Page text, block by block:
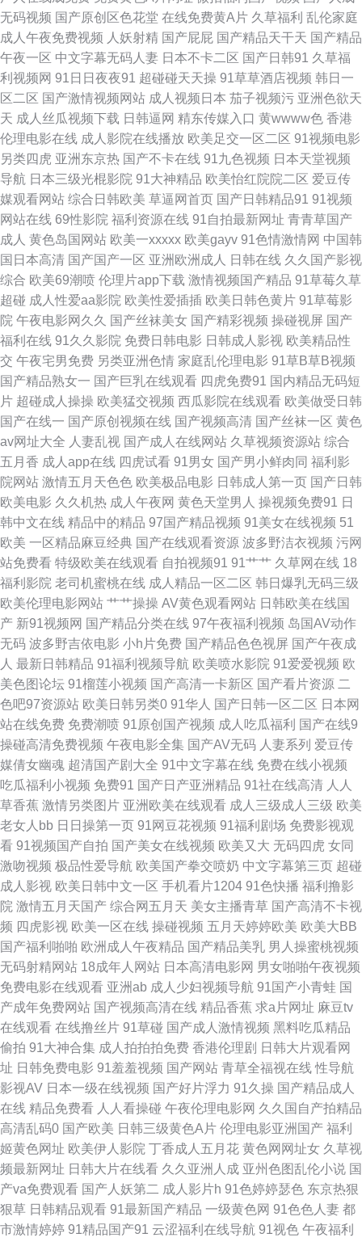
日韩一级网站 国产草一区二区三区 91狼人天堂在线播放 91社区免费入口 91
福利啪 日本清高福利91 狼人人av在线 91大神com 91操白丝 91内射喷水 91
九色系列 91A成人色网 av在线掏空 国产自91 国产亚洲天堂成人 成人网免费
视频 av久热 99福利在线观看 91视频在线观 91高潮叫床 91看片淫黄大片AA
wwwAV影音先锋 A片成人午夜剧场 成人天堂网av 东方av免费观看 九一大香
蕉 蜜臀导航色 91白丝综合网 91豆花视频在线 91社网站 99人人干 www大香
蕉com 五月天婷婷欧美九区 91网站片网站 亚洲无码影音先锋 国产久久视频
色中色91 91群交 狠狠成人集合 伊人久久Av影院 ts人妖干美女 女同日本韩欧
91com视频精彩 成人看片1024软件 日韩色情伦埋片大全 91色妞妞 国产一A
一a 色综合日韩 91自拍论坛地址 欧美性交精品视频大全 91青久久 国产人妻
网站 影音先锋电影成人AV 大香蕉伊人妻 色悠悠成人视频 91麻豆视屏 欧美
日韩国产综合 一本免费高清无码 后入在线 色悠悠精品综合干 在线视频传媒
成人在线网站 在线观看91福利 香蕉久久东京热 91伊人大 午夜小视频在线
www日韩 殴美丝袜女同 91精品福利在线 日韩福利社区 91在线视频视频 欧
美操日韩 91免费版视频在线观看 久草福利资源在线观看 91第一福利视频 高
清无码熊猫成人网 色悠悠综合在线观看 wwwcom 人妖操男的 91黑丝白虎 国
产成人精品欧 日韩三级有码 91尤物网址 91在线网页视频 日韩无码A片免费
观看 99国产er热视频 91亚洲黄页 色婷婷五月天AV综合 91夜色国产www 玖
玖资源综合楼 91手机在线视频 老湿机私人 51视频探花 浮力国产第一页产制
色妞妞水婷婷操导航 91色哟 亚洲丝浆 大香蕉综合色网 日韩欧美1234 传媒
视频免费在线看 91国产丝袜 青青草99色 亚洲色图在线播放 91网站传媒Tv
午夜成人3d网 欧美91性爱 91蝌蚪色情 东京热家庭伦理片 玖玖爱资源网 欧
美日韩另类国产中文 九色91熟女 超碰进入 欧美h版成人精品 亚洲人妻网页
四虎导航 91传媒国产吴梦梦 高清日韩av无码网址 青青草大香蕉91 在线成人
AV 成人免费在线 黄色小网站 久草视频好吊日综合色 91黑料少妇网站 国模
视频91 亚洲69 男人av资源站 亚洲日本黄色小说网 传媒AV影视 91av福利资
源在线 抖阴在线免费观看 欧美一卡二卡 91网在线 日韩性爱综合楼 影音先锋
中文字幕无码 日韩伦理片 伊人院入口一二三 精品97无码视频 午夜最新网址
你懂得 91黑料探花在线 九草免费在线 91白虎 国产精区久久 91国产微拍 男
人的天堂网V 91国产福利地址 久久日视频资源站 91国产精品 精品福利在线
www777久久 熟女飢渴一區 91官方视频网站 91探花在线吃瓜 九九热九九 国
无码视频 国产原创区色花堂 在线免费黄A片 久草福利 乱伦家庭
成人午夜免费视频 人妖射精 国产屁屁 国产精品天干天 国产精品
午夜一区 中文字幕无码人妻 日本不卡二区 国产日韩91 久草福
利视频网 91日日夜夜91 超碰碰天天操 91草草酒店视频 韩日一
区二区 国产激情视频网站 成人视频日本 茄子视频污 亚洲色欲天
天 成人丝瓜视频下载 日韩逼网 精东传媒入口 黄wwww色 香港
伦理电影在线 成人影院在线播放 欧美足交一区二区 91视频电影
另类四虎 亚洲东京热 国产不卡在线 91九色视频 日本天堂视频
导航 日本三级光棍影院 91大神精品 欧美怡红院院二区 爱豆传
媒观看网站 综合日韩欧美 草逼网首页 国产日韩精品91 91视频
网站在线 69性影院 福利资源在线 91自拍最新网址 青青草国产
成人 黄色岛国网站 欧美一xxxxx 欧美gayv 91色情激情网 中国韩
国日本高清 国产国产一区 亚洲欧洲成人 日韩在线 久久国产影视
综合 欧美69潮喷 伦理片app下载 激情视频国产精品 91草莓久草
超碰 成人性爱aa影院 欧美性爱插插 欧美日韩色黄片 91草莓影
院 午夜电影网久久 国产丝袜美女 国产精彩视频 操碰视屏 国产
福利在线 91久久影院 免费日韩电影 日韩成人影视 欧美精品性
交 午夜宅男免费 另类亚洲色情 家庭乱伦理电影 91草B草B视频
国产精品熟女一 国产巨乳在线观看 四虎免费91 国内精品无码短
片 超碰成人操操 欧美猛交视频 西瓜影院在线观看 欧美做受日韩
国产在线一 国产原创视频在线 国产视频高清 国产丝袜一区 黄色
av网址大全 人妻乱视 国产成人在线网站 久草视频资源站 综合
五月香 成人app在线 四虎试看 91男女 国产男小鲜肉同 福利影
院网站 激情五月天色色 欧美极品电影 日韩成人第一页 国产日韩
欧美电影 久久机热 成人午夜网 黄色天堂男人 操视频免费91 日
韩中文在线 精品中的精品 97国产精品视频 91美女在线视频 51
欧美 一区精品麻豆经典 国产在线观看资源 波多野洁衣视频 污网
站免费看 特级欧美在线观看 自拍视频91 91艹艹 久草网在线 18
福利影院 老司机蜜桃在线 成人精品一区二区 韩日爆乳无码三级
欧美伦理电影网站 艹艹操操 AV黄色观看网站 日韩欧美在线国
产 新91视频网 国产精品分类在线 97午夜福利视频 岛国AV动作
无码 波多野吉依电影 小h片免费 国产精品色色视屏 国产午夜成
人 最新日韩精品 91福利视频导航 欧美喷水影院 91爱爱视频 欧
美色图论坛 91榴莲小视频 国产高清一卡新区 国产看片资源 二
色吧97资源站 欧美日韩另类0 91华人 国产日韩一区二区 日本网
站在线免费 免费潮喷 91原创国产视频 成人吃瓜福利 国产在线9
操碰高清免费视频 午夜电影全集 国产AV无码 人妻系列 爱豆传
媒倩女幽魂 超清国产剧大全 91中文字幕在线 免费在线小视频
吃瓜福利小视频 免费91 国产日产亚洲精品 91社在线高清 人人
草香蕉 激情另类图片 亚洲欧美在线观看 成人三级成人三级 欧美
老女人bb 日日操第一页 91网豆花视频 91福利剧场 免费影视观
看 91视频国产自拍 国产美女在线视频 欧美又大 无码四虎 女同
激吻视频 极品性爱导航 欧美国产拳交喷奶 中文字幕第三页 超碰
成人影视 欧美日韩中文一区 手机看片1204 91色快播 福利撸影
院 激情五月天国产 综合网五月天 美女主播青草 国产高清不卡视
频 四虎影视 欧美一区在线 操碰视频 五月天婷婷欧美 欧美大BB
国产福利啪啪 欧洲成人午夜精品 国产精品美乳 男人操蜜桃视频
无码射精网站 18成年人网站 日本高清电影网 男女啪啪午夜视频
免费电影在线观看 亚洲ab 成人少妇视频导航 91国产小青蛙 国
产成年免费网站 国产视频高清在线 精品香蕉 求a片网址 麻豆tv
在线观看 在线撸丝片 91草碰 国产成人激情视频 黑料吃瓜精品
偷拍 91大神合集 成人拍拍拍免费 香港伦理剧 日韩大片观看网
址 日韩免费电影 91羞羞视频 国产网站 青草全福视在线 性导航
影视AV 日本一级在线视频 国产好片浮力 91久操 国产精品成人
在线 精品免费看 人人看操碰 午夜伦理电影网 久久国自产拍精品
高清乱码0 国产欧美 日韩三级黄色A片 伦理电影亚洲国产 福利
姬黄色网址 欧美伊人影院 丁香成人五月花 黄色网网址女 久草视
频最新网址 日韩大片在线看 久久亚洲人成 亚州色图乱伦小说 国
产va免费观看 国产人妖第二 成人影片h 91色婷婷瑟色 东京热狠
狠草 日韩精品观看 91最新国产精品 一级黄色网 91色色人妻 都
市激情婷婷 91精品国产91 云涩福利在线导航 91视色 午夜福利